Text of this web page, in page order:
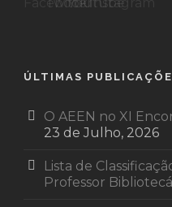
ÚLTIMAS
O AEEN no XI
23 de Julho, 2026
Lista de
Professor